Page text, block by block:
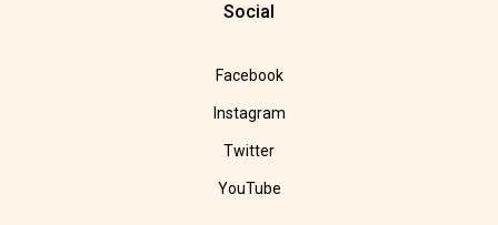
Social
Facebook
Instagram
Twitter
YouTube